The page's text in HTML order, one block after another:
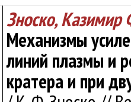
Зноско, Казимир
Механизмы
линий плазмы и
кратера и при